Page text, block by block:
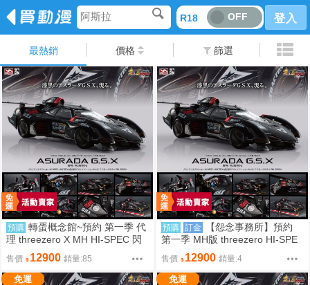
阿斯拉 R18 OFF 登入
最熱銷 價格 篩選
預購 轉蛋概念館~預約 第一季 代
理 threezero X MH HI-SPEC 閃
電霹靂車 阿斯拉 G.S.X 35周年
黑色限定版 含代理商特典 壓克力
盒 免訂金
售價 12900 銷量:85
預購 訂金
【怨念事務所】預約
第一季 MH版 threezero HI-SPE
C 閃電霹靂車 阿斯拉 G.S.X 黑色
限定 附特典 0830
售價 12900 銷量:4
免運 免運